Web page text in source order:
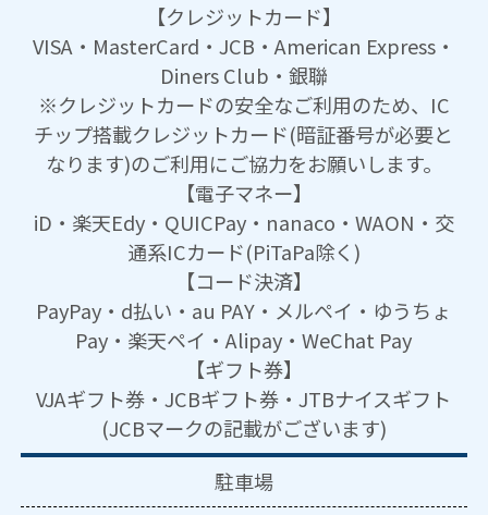
【クレジットカード】
VISA・MasterCard・JCB・American Express・
Diners Club・銀聯
※クレジットカードの安全なご利用のため、IC
チップ搭載クレジットカード(暗証番号が必要と
なります)のご利用にご協力をお願いします。
【電子マネー】
iD・楽天Edy・QUICPay・nanaco・WAON・交
通系ICカード(PiTaPa除く)
【コード決済】
PayPay・d払い・au PAY・メルペイ・ゆうちょ
Pay・楽天ペイ・Alipay・WeChat Pay
【ギフト券】
VJAギフト券・JCBギフト券・JTBナイスギフト
(JCBマークの記載がございます)
駐車場